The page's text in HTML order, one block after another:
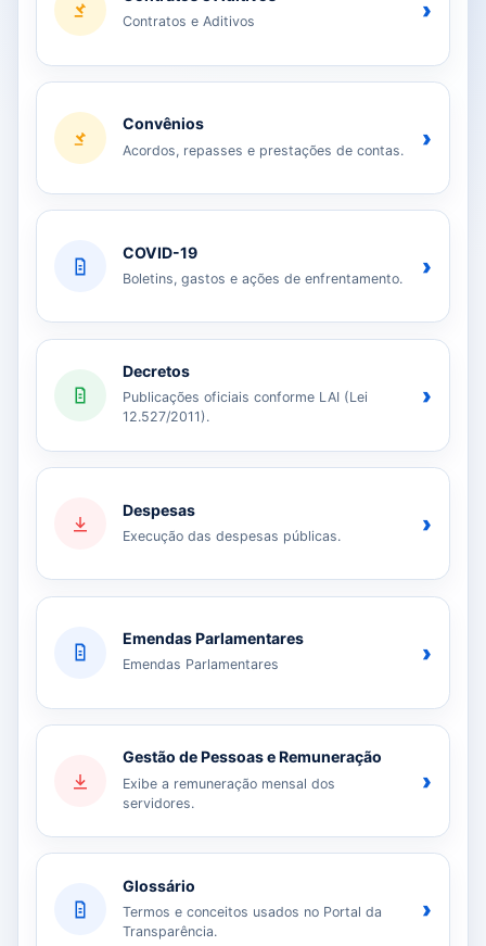
Contratos e Aditivos ›
Convênios
Acordos, repasses e prestações de contas. ›
COVID-19
Boletins, gastos e ações de enfrentamento. ›
Decretos
Publicações oficiais conforme LAI (Lei
12.527/2011).
›
Despesas
Execução das despesas públicas. ›
Emendas Parlamentares
Emendas Parlamentares ›
Gestão de Pessoas e Remuneração
Exibe a remuneração mensal dos
servidores.
›
Glossário
Termos e conceitos usados no Portal da
Transparência.
›